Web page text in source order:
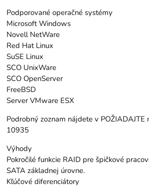
Podporované operačné systémy
Microsoft Windows
Novell NetWare
Red Hat Linux
SuSE Linux
SCO UnixWare
SCO OpenServer
FreeBSD
Server VMware ESX
Podrobný zoznam nájdete v POŽIADAJTE
10935
Výhody
Pokročilé funkcie RAID pre špičkové
SATA základnej úrovne.
Kľúčové diferenciátory